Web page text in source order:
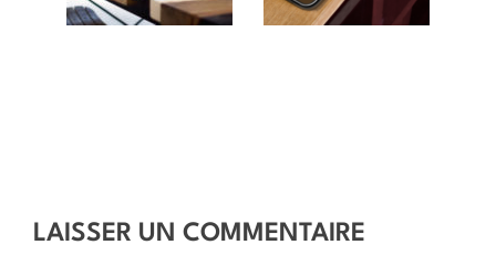
LAISSER UN COMMENTAIRE